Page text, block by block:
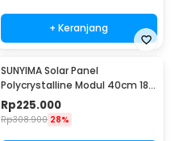
+ Keranjang
SUNYIMA Solar Panel
Polycrystalline Modul 40cm 18V
20W with Controller - SN10
Rp225.000
Rp308.900 28%